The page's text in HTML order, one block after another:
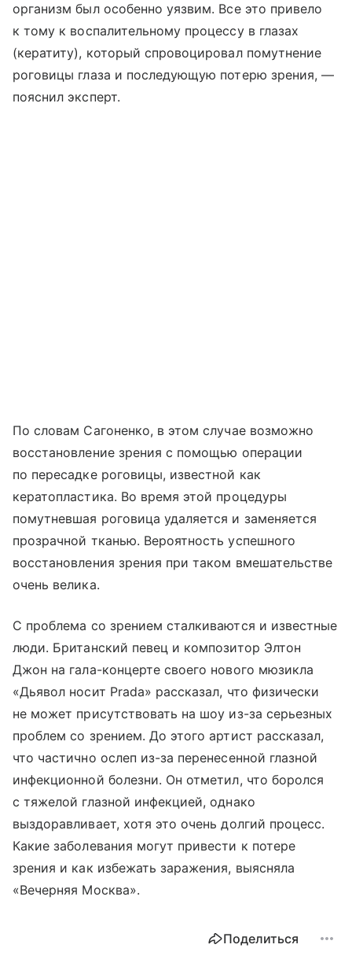
организм был особенно уязвим. Все это привело
к тому к воспалительному процессу в глазах
(кератиту), который спровоцировал помутнение
роговицы глаза и последующую потерю зрения, —
пояснил эксперт.
По словам Сагоненко, в этом случае возможно
восстановление зрения с помощью операции
по пересадке роговицы, известной как
кератопластика. Во время этой процедуры
помутневшая роговица удаляется и заменяется
прозрачной тканью. Вероятность успешного
восстановления зрения при таком вмешательстве
очень велика.
С проблема со зрением сталкиваются и известные
люди. Британский певец и композитор Элтон
Джон на гала-концерте своего нового мюзикла
«Дьявол носит Prada» рассказал, что физически
не может присутствовать на шоу из-за серьезных
проблем со зрением. До этого артист рассказал,
что частично ослеп из-за перенесенной глазной
инфекционной болезни. Он отметил, что боролся
с тяжелой глазной инфекцией, однако
выздоравливает, хотя это очень долгий процесс.
Какие заболевания могут привести к потере
зрения и как избежать заражения, выясняла
«Вечерняя Москва».
Поделиться